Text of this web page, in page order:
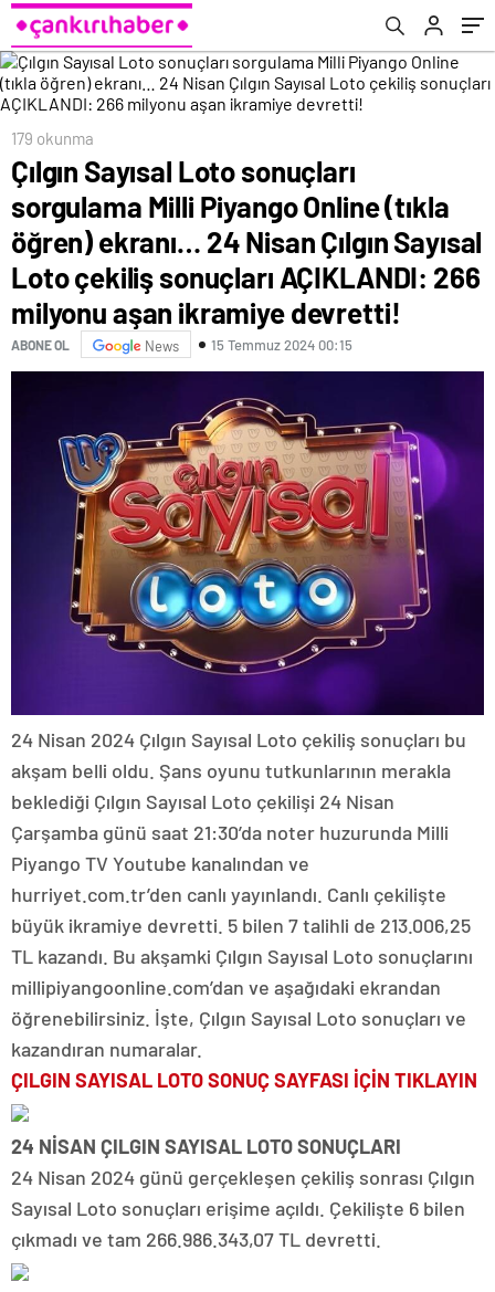
Nisan Çılgın Sayısal Loto çekiliş sonuçları
AÇIKLANDI: 266 milyonu aşan ikramiye
devretti!
179 okunma
Çılgın Sayısal Loto sonuçları
sorgulama Milli Piyango Online (tıkla
öğren) ekranı… 24 Nisan Çılgın Sayısal
Loto çekiliş sonuçları AÇIKLANDI: 266
milyonu aşan ikramiye devretti!
ABONE OL News 15 Temmuz 2024 00:15
24 Nisan 2024 Çılgın Sayısal Loto çekiliş sonuçları bu
akşam belli oldu. Şans oyunu tutkunlarının merakla
beklediği Çılgın Sayısal Loto çekilişi 24 Nisan
Çarşamba günü saat 21:30’da noter huzurunda Milli
Piyango TV Youtube kanalından ve
hurriyet.com.tr’den canlı yayınlandı. Canlı çekilişte
büyük ikramiye devretti. 5 bilen 7 talihli de 213.006,25
TL kazandı. Bu akşamki Çılgın Sayısal Loto sonuçlarını
millipiyangoonline.com’dan ve aşağıdaki ekrandan
öğrenebilirsiniz. İşte, Çılgın Sayısal Loto sonuçları ve
kazandıran numaralar.
ÇILGIN SAYISAL LOTO SONUÇ SAYFASI İÇİN TIKLAYIN
24 NİSAN ÇILGIN SAYISAL LOTO SONUÇLARI
24 Nisan 2024 günü gerçekleşen çekiliş sonrası Çılgın
Sayısal Loto sonuçları erişime açıldı. Çekilişte 6 bilen
çıkmadı ve tam 266.986.343,07 TL devretti.